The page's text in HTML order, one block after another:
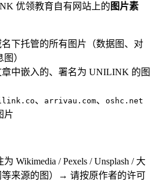
优领教育自有网站上的 图片素
名下托管的所有图片（数据图、对
）
章中嵌入的、署名为 UNILINK 的图
、 arrivau.com、 oshc.net
片
Wikimedia / Pexels / Unsplash / 大
等来源的图）→ 请按原作者的许可